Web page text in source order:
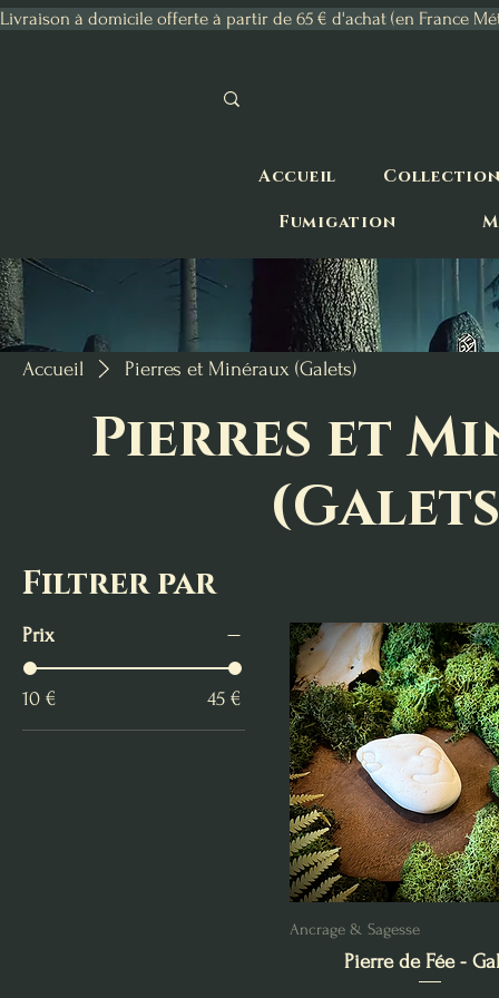
Livraison à domicile offerte à partir de 65 € d'achat (en France
Accueil Collection
Fumigation
Accueil Pierres et Minéraux (Galets)
Pierres et
Filtrer par
Prix
10 € 45 €
Ancrage & Sagesse
Pierre de Fée -